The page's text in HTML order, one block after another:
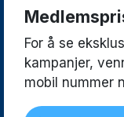
08 May 2025
Bra hotell, stort
og ryddig
For å se
kampanjer,
mobil nummer